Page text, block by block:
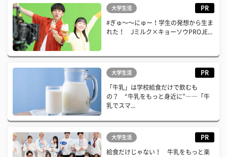
大学生活 PR
#ぎゅ〜〜にゅー！学生の発想から生ま
れた！ Jミルク×キョーソウPROJE...
大学生活 PR
「牛乳」は学校給食だけで飲むも
の？ “牛乳をもっと身近に”――「牛
乳でスマ...
大学生活 PR
給食だけじゃない！ 牛乳をもっと楽